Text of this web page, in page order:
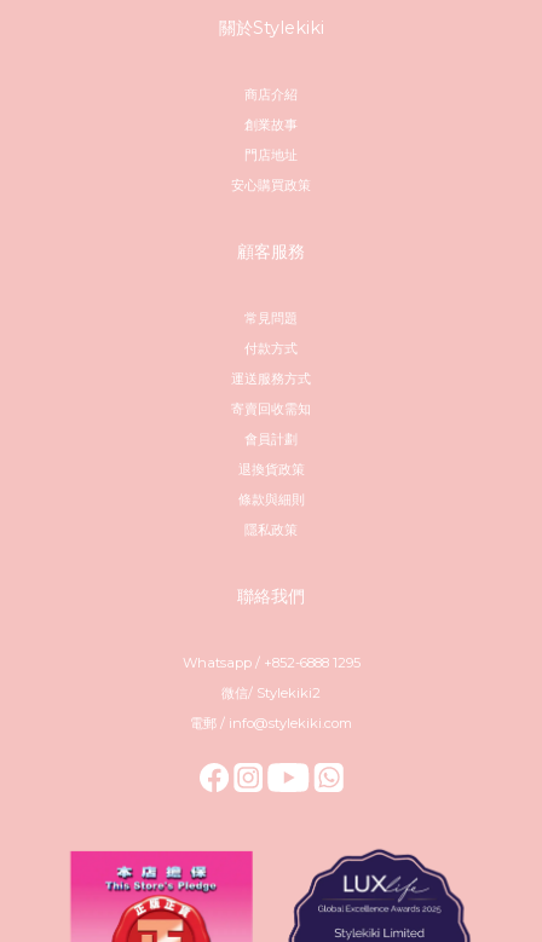
關於Stylekiki
商店介紹
創業故事
門店地址
安心購買政策
顧客服務
常見問題
付款方式
運送服務方式
寄賣回收需知
會員計劃
退換貨政策
條款與細則
隱私政策
聯絡我們
Whatsapp / +852-6888 1295
微信/ Stylekiki2
電郵 / info@stylekiki.com